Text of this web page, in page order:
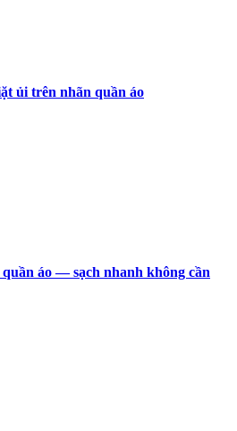
ủi trên nhãn quần áo
áo — sạch nhanh không cần